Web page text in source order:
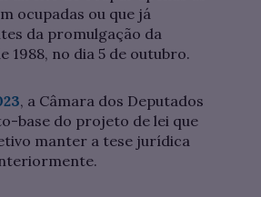
ocupadas ou que já
da promulgação da
1988, no dia 5 de outubro.
, a Câmara dos Deputados
base do projeto de lei que
manter a tese jurídica